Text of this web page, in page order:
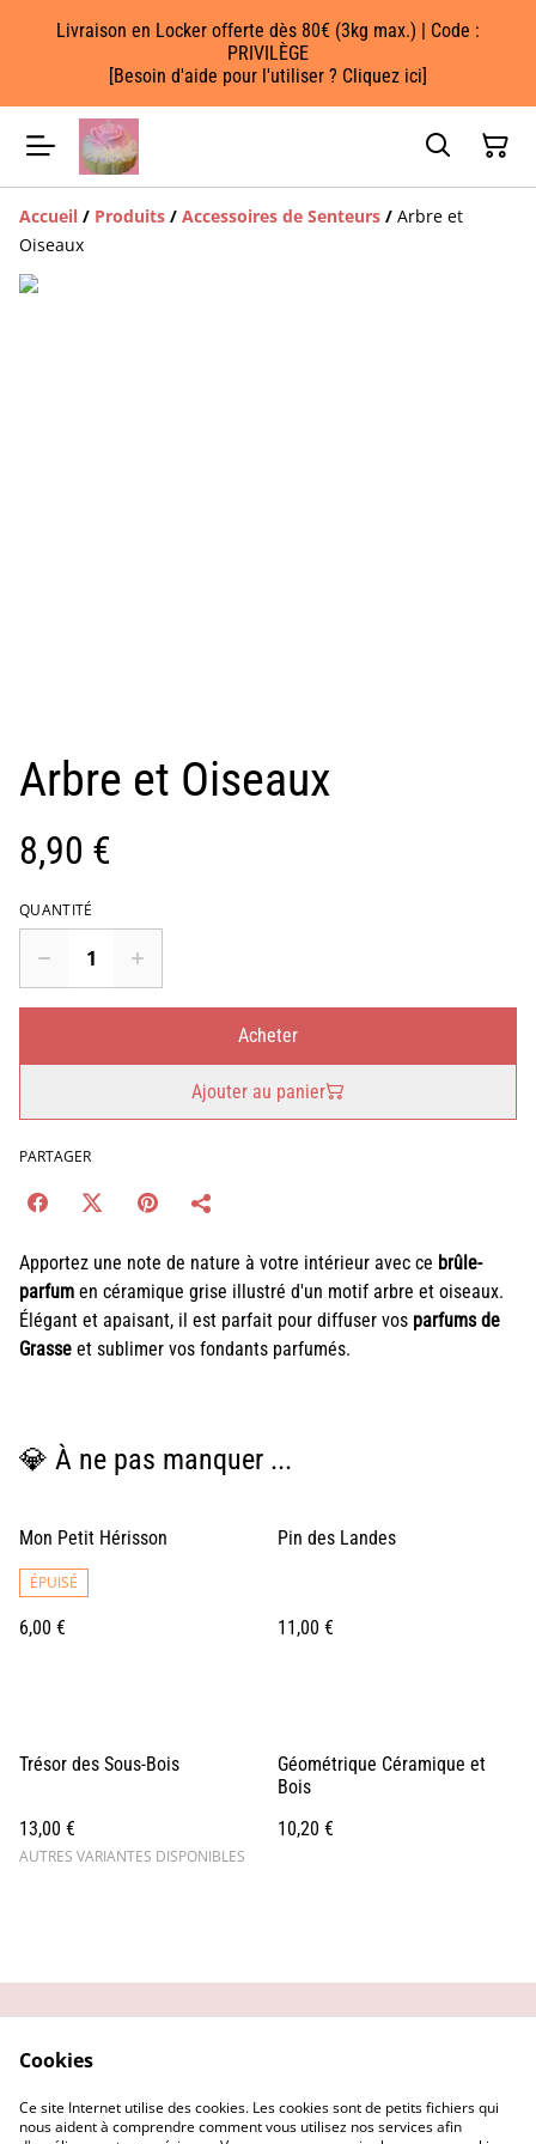
Livraison en Locker offerte dès 80€ (3kg max.) | Code :
PRIVILÈGE
[Besoin d'aide pour l'utiliser ? Cliquez ici]
Accueil / Produits / Accessoires de Senteurs / Arbre et
Oiseaux
Arbre et Oiseaux
8,90 €
QUANTITÉ
Acheter
Ajouter au panier
PARTAGER
Apportez une note de nature à votre intérieur avec ce brûle-
parfum en céramique grise illustré d'un motif arbre et oiseaux.
Élégant et apaisant, il est parfait pour diffuser vos parfums de
Grasse et sublimer vos fondants parfumés.
💎 À ne pas manquer ...
Mon Petit Hérisson
ÉPUISÉ
6,00 €
Pin des Landes
11,00 €
Trésor des Sous-Bois
13,00 €
AUTRES VARIANTES DISPONIBLES
Géométrique Céramique et
Bois
10,20 €
confidentialité
Politique de cookies
Cookies
Ce site Internet utilise des cookies. Les cookies sont de petits fichiers qui
nous aident à comprendre comment vous utilisez nos services afin